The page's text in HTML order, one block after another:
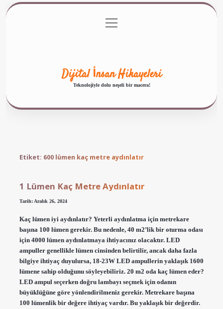
Gizlilik Politikası
menüyü
aç
Dijital İnsan Hikayeleri
Teknolojiyle dolu neşeli bir macera!
Etiket: 600 lümen kaç metre aydınlatır
1 Lümen Kaç Metre Aydınlatır
Tarih: Aralık 26, 2024
Kaç lümen iyi aydınlatır? Yeterli aydınlatma için metrekare
başına 100 lümen gerekir. Bu nedenle, 40 m2’lik bir oturma odası
için 4000 lümen aydınlatmaya ihtiyacınız olacaktır. LED
ampuller genellikle lümen cinsinden belirtilir, ancak daha fazla
bilgiye ihtiyaç duyulursa, 18-23W LED ampullerin yaklaşık 1600
lümene sahip olduğunu söyleyebiliriz. 20 m2 oda kaç lümen eder?
LED ampul seçerken doğru lambayı seçmek için odanın
büyüklüğüne göre yönlendirilmeniz gerekir. Metrekare başına
100 lümenlik bir değere ihtiyaç vardır. Bu yaklaşık bir değerdir.